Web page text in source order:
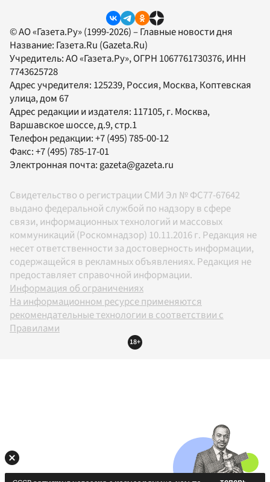
© АО «Газета.Ру» (1999-2026) – Главные новости дня
Название: Газета.Ru (Gazeta.Ru)
Учредитель:АО «Газета.Ру», ОГРН 1067761730376, ИНН
7743625728
Адрес учредителя: 125239, Россия, Москва, Коптевская
улица, дом 67
Адрес редакции и издателя: 117105, г. Москва,
Варшавское шоссе, д.9, стр.1
Телефон редакции:+7 (495) 785-00-12
Факс:+7 (495) 785-17-01
Электронная почта: gazeta@gazeta.ru
Свидетельство о регистрации СМИ Эл № ФС77-67642
выдано федеральной службой по надзору в сфере
связи, информационных технологий и массовых
коммуникаций (Роскомнадзор) 10.11.2016 г. Редакция не
несет ответственности за достоверность информации,
содержащейся в рекламных объявлениях. Редакция не
предоставляет справочной информации.
Информация об ограничениях
На информационном ресурсе применяются
рекомендательные технологии в соответствии с
Правилами
18+